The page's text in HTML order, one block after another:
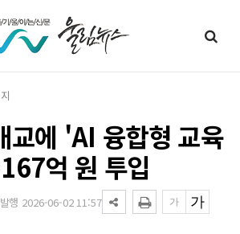
교에 'AI 융합형 교육
억 원 투입
발행 2026-06-02 11:57